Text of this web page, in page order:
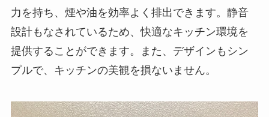
力を持ち、煙や油を効率よく排出できます。静音
設計もなされているため、快適なキッチン環境を
提供することができます。また、デザインもシン
プルで、キッチンの美観を損ないません。